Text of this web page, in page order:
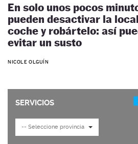
En solo unos pocos
pueden desactivar la
coche y robártelo: así
evitar un susto
NICOLE OLGUÍN